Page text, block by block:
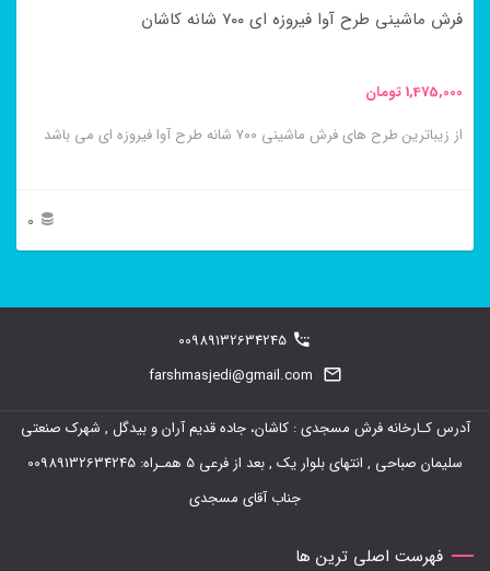
صفحه
انتخاب
شوند
فرش ماشینی طرح آوا فیروزه ای ۷۰۰ شانه کاشان
1,475,000تومان
از زیباترین طرح های فرش ماشینی ۷۰۰ شانه طرح آوا فیروزه ای می باشد
0
می
باشد.
00989132634245
farshmasjedi@gmail.com
آدرس کـارخانه فرش مسجدی : کاشان، جاده قدیم آران و بیدگل , شهرک صنعتی
سلیمان صباحی , انتهای بلوار یک , بعد از فرعی 5 همـراه: 00989132634245
جناب آقای مسجدی
فهرست اصلی ترین ها